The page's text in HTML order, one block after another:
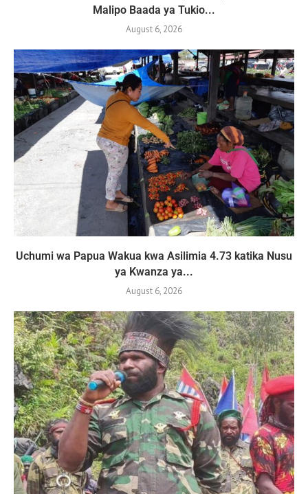
Malipo Baada ya Tukio...
August 6, 2026
Uchumi wa Papua Wakua kwa Asilimia 4.73 katika Nusu
ya Kwanza ya...
August 6, 2026